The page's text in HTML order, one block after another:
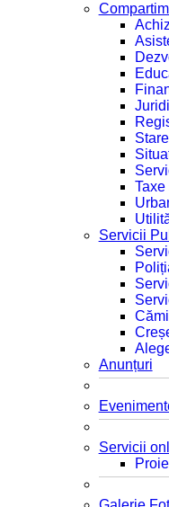
Servicii
Anunțuri
Servicii